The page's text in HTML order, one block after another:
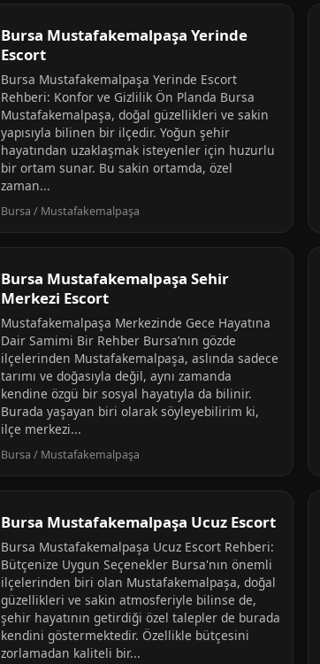
Bursa Mustafakemalpaşa Yerinde
Escort
Bursa Mustafakemalpaşa Yerinde Escort
Rehberi: Konfor ve Gizlilik Ön Planda Bursa
Mustafakemalpaşa, doğal güzellikleri ve sakin
yapısıyla bilinen bir ilçedir. Yoğun şehir
hayatından uzaklaşmak isteyenler için huzurlu
bir ortam sunar. Bu sakin ortamda, özel
zaman...
Bursa / Mustafakemalpaşa
Bursa Mustafakemalpaşa Sehir
Merkezi Escort
Mustafakemalpaşa Merkezinde Gece Hayatına
Dair Samimi Bir Rehber Bursa’nın gözde
ilçelerinden Mustafakemalpaşa, aslında sadece
tarımı ve doğasıyla değil, aynı zamanda
kendine özgü bir sosyal hayatıyla da bilinir.
Burada yaşayan biri olarak söyleyebilirim ki,
ilçe merkezi...
Bursa / Mustafakemalpaşa
Bursa Mustafakemalpaşa Ucuz Escort
Bursa Mustafakemalpaşa Ucuz Escort Rehberi:
Bütçenize Uygun Seçenekler Bursa'nın önemli
ilçelerinden biri olan Mustafakemalpaşa, doğal
güzellikleri ve sakin atmosferiyle bilinse de,
şehir hayatının getirdiği özel talepler de burada
kendini göstermektedir. Özellikle bütçesini
zorlamadan kaliteli bir...